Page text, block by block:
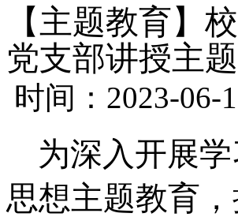
【主题教育】
党支部讲授主
时间：2023-06-
为深入开展
思想主题教育